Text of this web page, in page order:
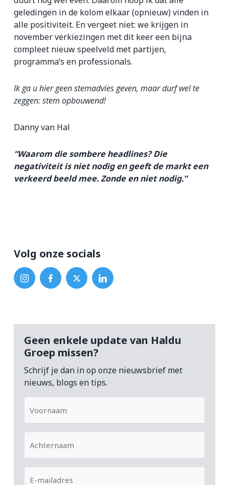
geledingen in de kolom elkaar (opnieuw) vinden in
alle positiviteit. En vergeet niet: we krijgen in
november verkiezingen met dit keer een bijna
compleet nieuw speelveld met partijen,
programma’s en professionals.
Ik ga u hier geen stemadvies geven, maar durf wel te
zeggen: stem opbouwend!
Danny van Hal
“Waarom die sombere headlines? Die
negativiteit is niet nodig en geeft de markt een
verkeerd beeld mee. Zonde en niet nodig.”
Volg onze socials
Geen enkele update van Haldu
Groep missen?
Schrijf je dan in op onze nieuwsbrief met
nieuws, blogs en tips.
Voornaam
Achternaam
E-
mailadres